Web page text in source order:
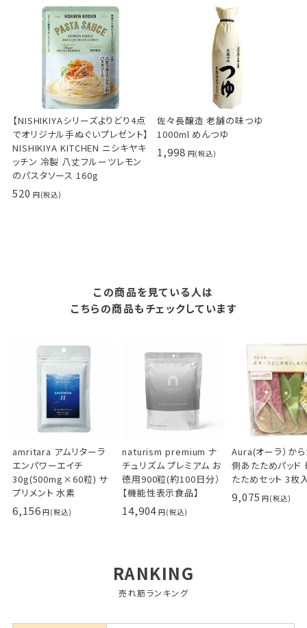
【NISHIKIYAシリーズよりどり4点
でオリジナル手ぬぐいプレゼント】
NISHIKIYA KITCHEN ニシキヤキ
ッチン 冷製 八丈フルーツレモン
のパスタソース 160g
520
佐々長醸造 老舗の味つゆ
1000ml めんつゆ
1,998
この商品を見ている人は
こちらの商品もチェックしています
amritara アムリターラ
エンパワーエイチ
30g(500mg×60粒) サ
プリメント 水素
6,156
naturism premium ナ
チュリズム プレミアム お
徳用900粒(約100日分）
【機能性表示食品】
14,904
Aura(オーラ）か
側あたためパッド
たためセット 3枚
9,075
RANKING
売れ筋ランキング